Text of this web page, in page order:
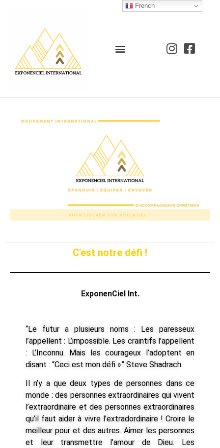
C'est notre défi !
ExponenCiel Int.
“Le futur a plusieurs noms : Les paresseux
l’appellent : L’impossible. Les craintifs l’appellent
: L’Inconnu. Mais les courageux l’adoptent en
disant : “Ceci est mon défi »” Steve Shadrach
Il n’y a que deux types de personnes dans ce
monde : des personnes extraordinaires qui vivent
l’extraordinaire et des personnes extraordinaires
qu’il faut aider à vivre l’extradordinaire ! Croire le
meilleur pour et des autres. Aimer les personnes
et leur transmettre l’amour de Dieu. Les
French